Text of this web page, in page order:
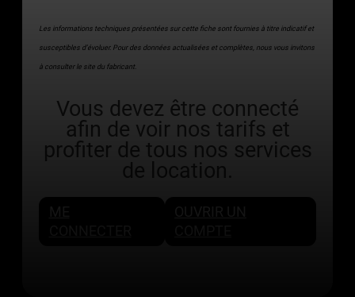
Les informations techniques présentées sur cette fiche sont fournies à titre indicatif et
susceptibles d’évoluer. Pour des données actualisées et complètes, nous vous invitons
à consulter le site du fabricant.
Vous devez être connecté
afin de voir nos tarifs et
profiter de tous nos services
de location.